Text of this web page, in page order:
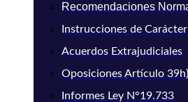
Recomendaciones
Instrucciones de Carácter
Acuerdos Extrajudiciales
Oposiciones Artículo 39h)
Informes Ley N°19.733